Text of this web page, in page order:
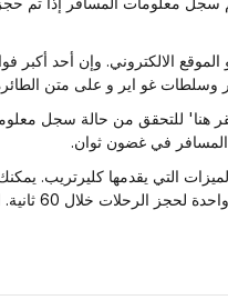
الالكتروني. وإن أحد أكبر
وسلطات غو اير و على متن
هنا' للتحقق من حالة سجل
في غضون ثوان.
التي يقدمها كليرتريب.
الوصول عبر الانترنت